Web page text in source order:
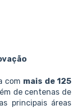
com mais de 125
de centenas de
principais áreas